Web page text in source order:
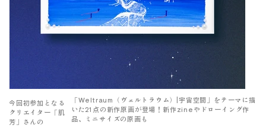
今回初参加となる
クリエイター「肌
芳」さんの
「Weltraum（ヴェルトラウム）|宇宙空間」をテーマに描
いた21点の新作原画が登場！新作zineやドローイング作
品、ミニサイズの原画も